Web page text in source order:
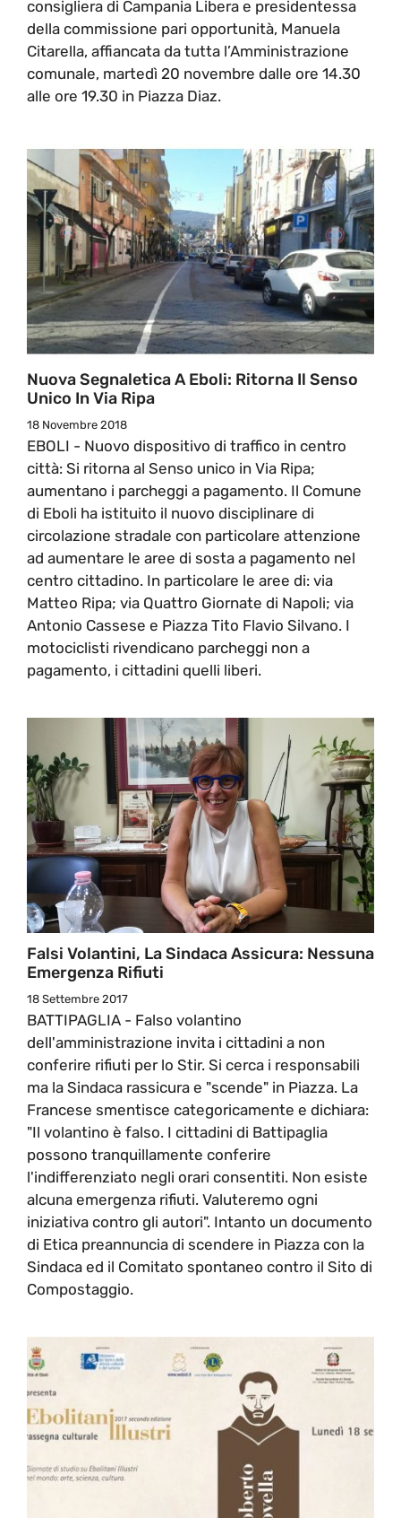
consigliera di Campania Libera e presidentessa
della commissione pari opportunità, Manuela
Citarella, affiancata da tutta l’Amministrazione
comunale, martedì 20 novembre dalle ore 14.30
alle ore 19.30 in Piazza Diaz.
Nuova Segnaletica A Eboli: Ritorna Il Senso
Unico In Via Ripa
18 Novembre 2018
EBOLI - Nuovo dispositivo di traffico in centro
città: Si ritorna al Senso unico in Via Ripa;
aumentano i parcheggi a pagamento. Il Comune
di Eboli ha istituito il nuovo disciplinare di
circolazione stradale con particolare attenzione
ad aumentare le aree di sosta a pagamento nel
centro cittadino. In particolare le aree di: via
Matteo Ripa; via Quattro Giornate di Napoli; via
Antonio Cassese e Piazza Tito Flavio Silvano. I
motociclisti rivendicano parcheggi non a
pagamento, i cittadini quelli liberi.
Falsi Volantini, La Sindaca Assicura: Nessuna
Emergenza Rifiuti
18 Settembre 2017
BATTIPAGLIA - Falso volantino
dell'amministrazione invita i cittadini a non
conferire rifiuti per lo Stir. Si cerca i responsabili
ma la Sindaca rassicura e "scende" in Piazza. La
Francese smentisce categoricamente e dichiara:
"Il volantino è falso. I cittadini di Battipaglia
possono tranquillamente conferire
l'indifferenziato negli orari consentiti. Non esiste
alcuna emergenza rifiuti. Valuteremo ogni
iniziativa contro gli autori". Intanto un documento
di Etica preannuncia di scendere in Piazza con la
Sindaca ed il Comitato spontaneo contro il Sito di
Compostaggio.